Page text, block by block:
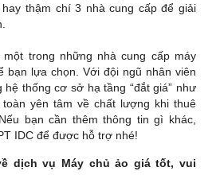
thậm chí 3 nhà cung cấp để giải
trong những nhà cung cấp máy
bạn lựa chọn. Với đội ngũ nhân viên
hệ thống cơ sở hạ tầng “đắt giá” như
yên tâm về chất lượng khi thuê
bạn cần thêm thông tin gì khác,
IDC để được hỗ trợ nhé!
dịch vụ Máy chủ ảo giá tốt, vui